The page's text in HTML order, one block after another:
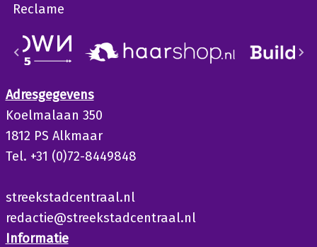
Reclame
Adresgegevens
Koelmalaan 350
1812 PS Alkmaar
Tel. +31 (0)72-8449848
streekstadcentraal.nl
redactie@streekstadcentraal.nl
Informatie